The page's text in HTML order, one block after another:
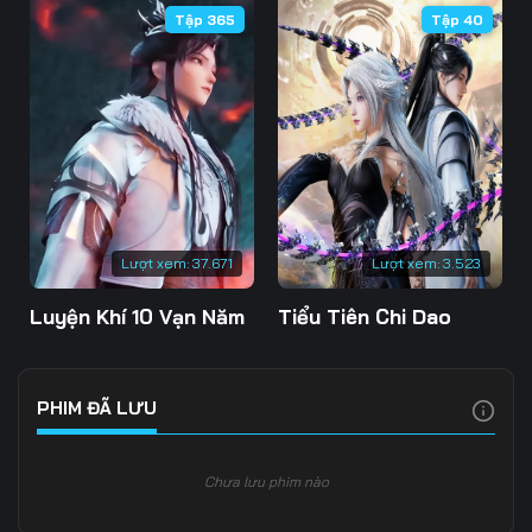
Tập 109 Tập 110 Tập 111
Tập 112 Tập 113 Tập 114
Tập 115 Tập 116 Tập 117
Tập 118 Tập 119 Tập 120
Tập 121 Tập 122 Tập 123
Tập 124 Tập 125 Tập 126
Tập 137
Lượt xem: 37.671
Tập 365
Luyện Khí 10 Vạn Năm
Lượt xem: 3.523
Tập 40
Tiểu Tiên Chi Dao
PHIM ĐÃ LƯU
Chưa lưu phim nào